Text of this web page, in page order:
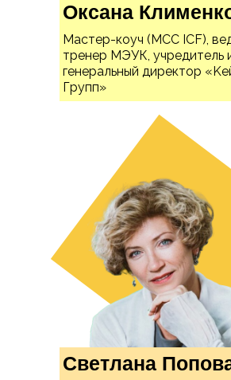
Оксана
Светлана
Мастер-коуч (МСС ICF),
тренер МЭУК, учредитель
генеральный директор
Групп»